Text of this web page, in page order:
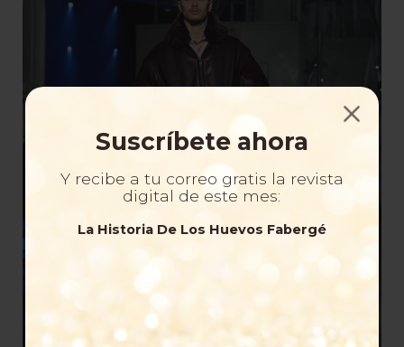
Suscríbete ahora
Y recibe a tu correo gratis la revista
digital de este mes:
La Historia De Los Huevos Fabergé